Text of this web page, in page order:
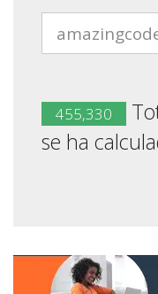
455,330
se ha